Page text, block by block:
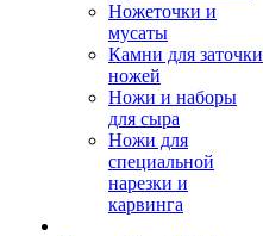
Ножеточки и
мусаты
Камни для заточки
ножей
Ножи и наборы
для сыра
Ножи для
специальной
нарезки и
карвинга